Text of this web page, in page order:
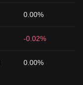
0.00%
-0.02%
0.00%